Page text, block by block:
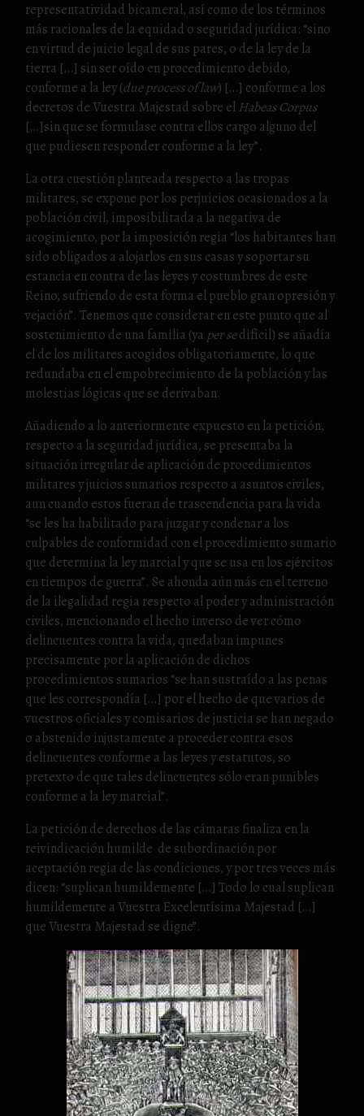
representatividad bicameral, así como de los términos
más racionales de la equidad o seguridad jurídica: “sino
en virtud de juicio legal de sus pares, o de la ley de la
tierra […] sin ser oído en procedimiento debido,
conforme a la ley (due process of law) […] conforme a los
decretos de Vuestra Majestad sobre elHabeas Corpus
[…]sin que se formulase contra ellos cargo alguno del
que pudiesen responder conforme a la ley”.
La otra cuestión planteada respecto a las tropas
militares, se expone por los perjuicios ocasionados a la
población civil, imposibilitada a la negativa de
acogimiento, por la imposición regia “los habitantes han
sido obligados a alojarlos en sus casas y soportar su
estancia en contra de las leyes y costumbres de este
Reino, sufriendo de esta forma el pueblo gran opresión y
vejación”. Tenemos que considerar en este punto que al
sostenimiento de una familia (ya per sedifícil) se añadía
el de los militares acogidos obligatoriamente, lo que
redundaba en el empobrecimiento de la población y las
molestias lógicas que se derivaban.
Añadiendo a lo anteriormente expuesto en la petición,
respecto a la seguridad jurídica, se presentaba la
situación irregular de aplicación de procedimientos
militares y juicios sumarios respecto a asuntos civiles,
aun cuando estos fueran de trascendencia para la vida
“se les ha habilitado para juzgar y condenar a los
culpables de conformidad con el procedimiento sumario
que determina la ley marcial y que se usa en los ejércitos
en tiempos de guerra”. Se ahonda aún más en el terreno
de la ilegalidad regia respecto al poder y administración
civiles, mencionando el hecho inverso de ver cómo
delincuentes contra la vida, quedaban impunes
precisamente por la aplicación de dichos
procedimientos sumarios “se han sustraído a las penas
que les correspondía […] por el hecho de que varios de
vuestros oficiales y comisarios de justicia se han negado
o abstenido injustamente a proceder contra esos
delincuentes conforme a las leyes y estatutos, so
pretexto de que tales delincuentes sólo eran punibles
conforme a la ley marcial”.
La petición de derechos de las cámaras finaliza en la
reivindicación humilde de subordinación por
aceptación regia de las condiciones, y por tres veces más
dicen: “suplican humildemente […] Todo lo cual suplican
humildemente a Vuestra Excelentísima Majestad […]
que Vuestra Majestad se digne”.